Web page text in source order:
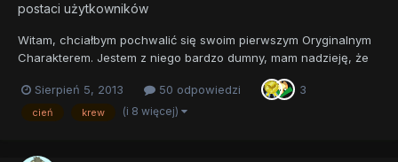
postaci użytkowników
Witam, chciałbym pochwalić się swoim pierwszym Oryginalnym
Charakterem. Jestem z niego bardzo dumny, mam nadzieję, że
Cechy: zła, mściwa, wierna, bezlitosna Uroczy Znaczek:
półksiężyc ociekający krwistoczerwoną krwią Oczy: krwistoc...
Sierpień 5, 2013 50 odpowiedzi 3
cień krew (i 8 więcej)